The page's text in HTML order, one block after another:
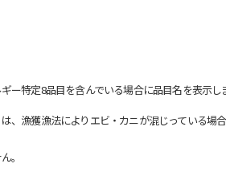
特定8品目を含んでいる場合に品目名を表示し
漁獲漁法によりエビ・カニが混じっている場
。